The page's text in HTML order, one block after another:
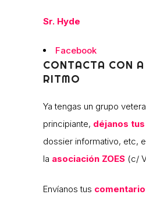
Sr. Hyde
Facebook
CONTACTA CON
RITMO
Ya tengas un grupo
principiante, déjanos
dossier informativo, etc,
la asociación ZOES (c/
Envíanos tus